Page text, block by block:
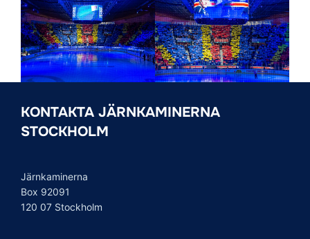
KONTAKTA JÄRNKAMINERNA
STOCKHOLM
Järnkaminerna
Box 92091
120 07 Stockholm